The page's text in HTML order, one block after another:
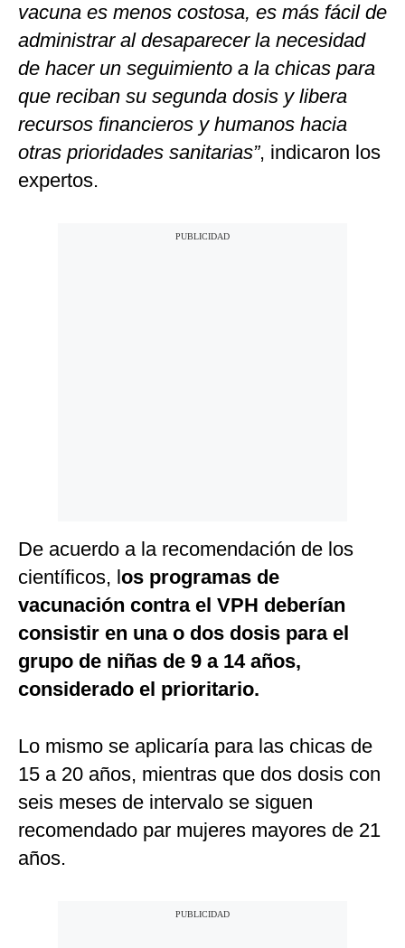
vacuna es menos costosa, es más fácil de
administrar al desaparecer la necesidad
de hacer un seguimiento a la chicas para
que reciban su segunda dosis y libera
recursos financieros y humanos hacia
otras prioridades sanitarias”, indicaron los
expertos.
De acuerdo a la recomendación de los
científicos, los programas de
vacunación contra el VPH deberían
consistir en una o dos dosis para el
grupo de niñas de 9 a 14 años,
considerado el prioritario.
Lo mismo se aplicaría para las chicas de
15 a 20 años, mientras que dos dosis con
seis meses de intervalo se siguen
recomendado par mujeres mayores de 21
años.